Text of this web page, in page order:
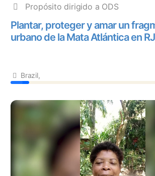
Propósito dirigido a ODS
Plantar, proteger y amar un
urbano de la Mata Atlántica en
Brazil,